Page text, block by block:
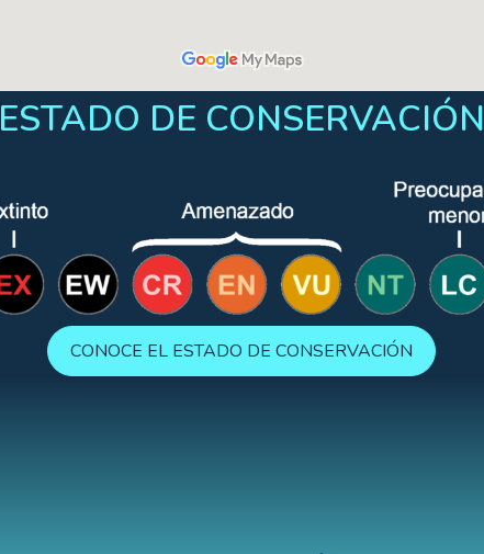
ESTADO DE CONSERVACIÓN
CONOCE EL ESTADO DE CONSERVACIÓN